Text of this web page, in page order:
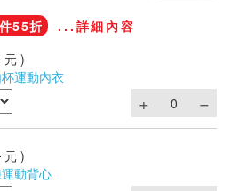
55折
...詳細內容
元 )
運動內衣
元 )
動背心